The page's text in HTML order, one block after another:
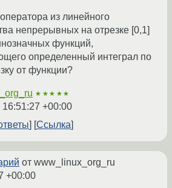
оператора из линейного
непрерывных на отрезке [0,1]
функций,
определенный интеграл по
от функции?
★★★★★
+00:00
Ссылка
от www_linux_org_ru
+00:00